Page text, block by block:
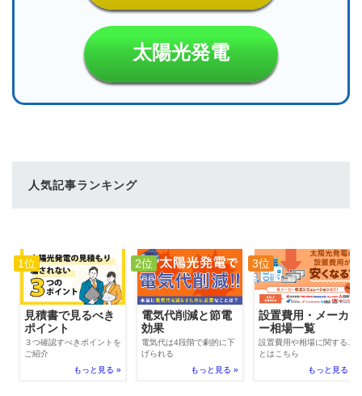
太陽光発電
人気記事ランキング
1位
見積書で見るべき
ポイント
３つ確認すべきポイントを
ご紹介
もっと見る »
2位
電気代削減と節電
効果
電気代は4段階で劇的に下
げられる
もっと見る »
3位
設置費用・メーカ
ー相場一覧
設置費用や相場に関するこ
とはこちら
もっと見る »